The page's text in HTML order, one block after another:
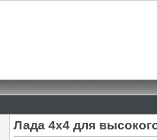
Лада 4х4 для